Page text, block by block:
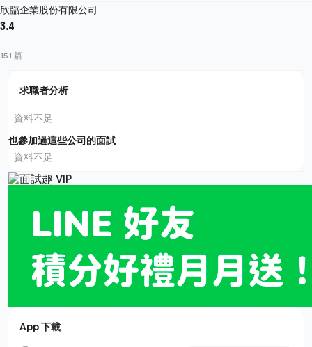
欣臨企業股份有限公司
3.4
·
151 篇
求職者分析
資料不足
也參加過這些公司的面試
資料不足
App 下載